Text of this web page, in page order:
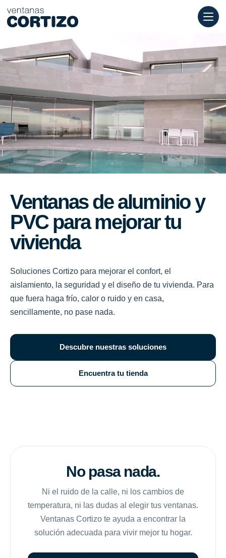
Ventanas Cortizo es una red especializada en ventanas de
Productos
Asesoramiento
Red de tiendas
Presupuesto
Ventanas de aluminio y
PVC para mejorar tu
vivienda
Soluciones Cortizo para mejorar el confort, el
aislamiento, la seguridad y el diseño de tu vivienda. Para
que fuera haga frío, calor o ruido y en casa,
sencillamente, no pase nada.
Descubre nuestras soluciones
Encuentra tu tienda
No pasa nada.
Ni el ruido de la calle, ni los cambios de
temperatura, ni las dudas al elegir tus ventanas.
Ventanas Cortizo te ayuda a encontrar la
solución adecuada para vivir mejor tu hogar.